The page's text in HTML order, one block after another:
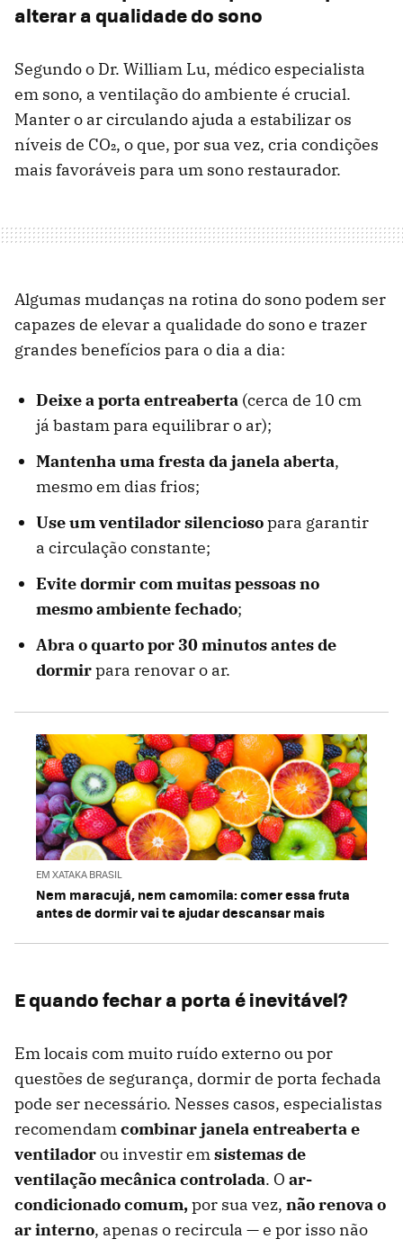
alterar a qualidade do sono
Segundo o Dr. William Lu, médico especialista
em sono, a ventilação do ambiente é crucial.
Manter o ar circulando ajuda a estabilizar os
níveis de CO₂, o que, por sua vez, cria condições
mais favoráveis para um sono restaurador.
Algumas mudanças na rotina do sono podem ser
capazes de elevar a qualidade do sono e trazer
grandes benefícios para o dia a dia:
Deixe a porta entreaberta (cerca de 10 cm
já bastam para equilibrar o ar);
Mantenha uma fresta da janela aberta,
mesmo em dias frios;
Use um ventilador silenciosopara garantir
a circulação constante;
Evite dormir com muitas pessoas no
mesmo ambiente fechado;
Abra o quarto por 30 minutos antes de
dormirpara renovar o ar.
EM XATAKA BRASIL
Nem maracujá, nem camomila: comer essa fruta
antes de dormir vai te ajudar descansar mais
E quando fechar a porta é inevitável?
Em locais com muito ruído externo ou por
questões de segurança, dormir de porta fechada
pode ser necessário. Nesses casos, especialistas
recomendamcombinar janela entreaberta e
ventiladorou investir emsistemas de
ventilação mecânica controlada. O ar-
condicionado comum,por sua vez, não renova o
ar interno, apenas o recircula — e por isso não